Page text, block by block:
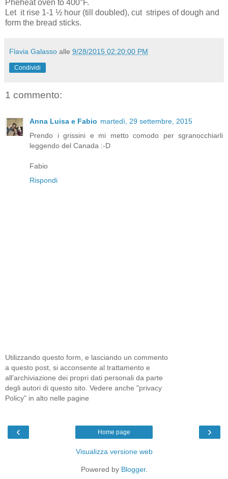
Pheheat oven to 400°F.
Let it rise 1-1 ½ hour (till doubled), cut stripes of dough and
form the bread sticks.
Flavia Galasso alle 9/28/2015 02:20:00 PM
Condividi
1 commento:
Anna Luisa e Fabio martedì, 29 settembre, 2015
Prendo i grissini e mi metto comodo per sgranocchiarli
leggendo del Canada :-D
Fabio
Rispondi
Utilizzando questo form, e lasciando un commento
a questo post, si acconsente al trattamento e
all'archiviazione dei propri dati personali da parte
degli autori di questo sito. Vedere anche "privacy
Policy" in alto nelle pagine
‹ ›
Home page
Visualizza versione web
Powered by Blogger.